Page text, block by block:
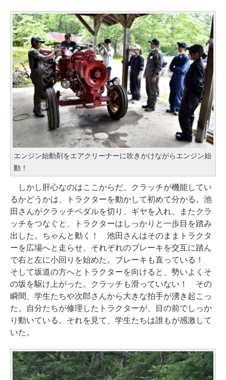
エンジン始動剤をエアクリーナーに吹きかけながらエンジン始
動！
しかし肝心なのはここからだ。クラッチが機能してい
るかどうかは、トラクターを動かして初めて分かる。池
田さんがクラッチペダルを切り、ギヤを入れ、またクラ
ッチをつなぐと、トラクターはしっかりと一歩目を踏み
出した。ちゃんと動く！ 池田さんはそのままトラクタ
ーを広場へと走らせ、それぞれのブレーキを交互に踏ん
で右と左に小回りを始めた。ブレーキも直っている！
そして坂道の方へとトラクターを向けると、勢いよくそ
の坂を駆け上がった。クラッチも滑っていない！ その
瞬間、学生たちや次郎さんから大きな拍手が湧き起こっ
た。自分たちが修理したトラクターが、目の前でしっか
り動いている。それを見て、学生たちは誰もが感激して
いた。